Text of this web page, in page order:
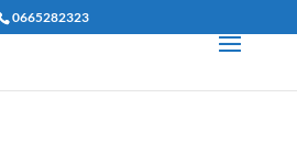
0665282323